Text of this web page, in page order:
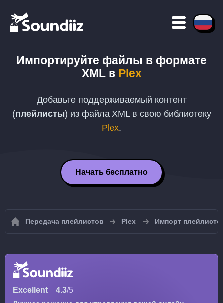
Импортируйте файлы в формате
XMLв Plex
Добавьте поддерживаемый контент
(плейлисты) из файла XMLв свою библиотеку
Plex.
Начать бесплатно
Передача плейлистов Plex Импорт
Excellent 4.3/5